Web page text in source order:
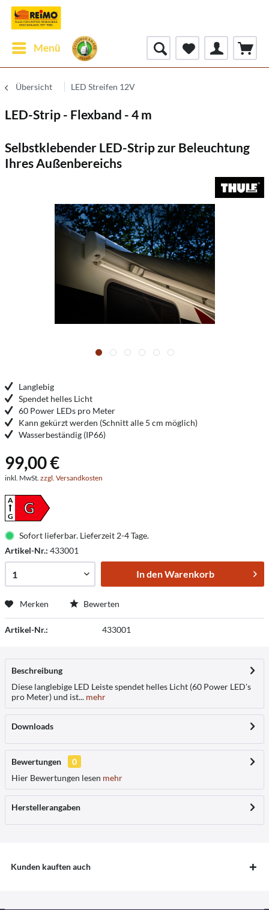
Menü
Übersicht LED Streifen 12V
LED-Strip - Flexband - 4 m
Selbstklebender LED-Strip zur Beleuchtung
Ihres Außenbereichs
Langlebig
Spendet helles Licht
60 Power LEDs pro Meter
Kann gekürzt werden (Schnitt alle 5 cm möglich)
Wasserbeständig (IP66)
99,00 €
inkl. MwSt. zzgl. Versandkosten
G
A
G
Sofort lieferbar. Lieferzeit 2-4 Tage.
Artikel-Nr.: 433001
In denWarenkorb
Merken Bewerten
Artikel-Nr.: 433001
Beschreibung
Diese langlebige LED Leiste spendet helles Licht (60 Power LED's
pro Meter) und ist... mehr
Downloads
Bewertungen
0
Hier Bewertungen lesen mehr
Herstellerangaben
Kunden kauften auch